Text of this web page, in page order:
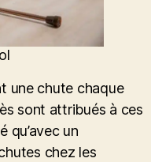
une chute chaque
sont attribués à ces
qu’avec un
chez les